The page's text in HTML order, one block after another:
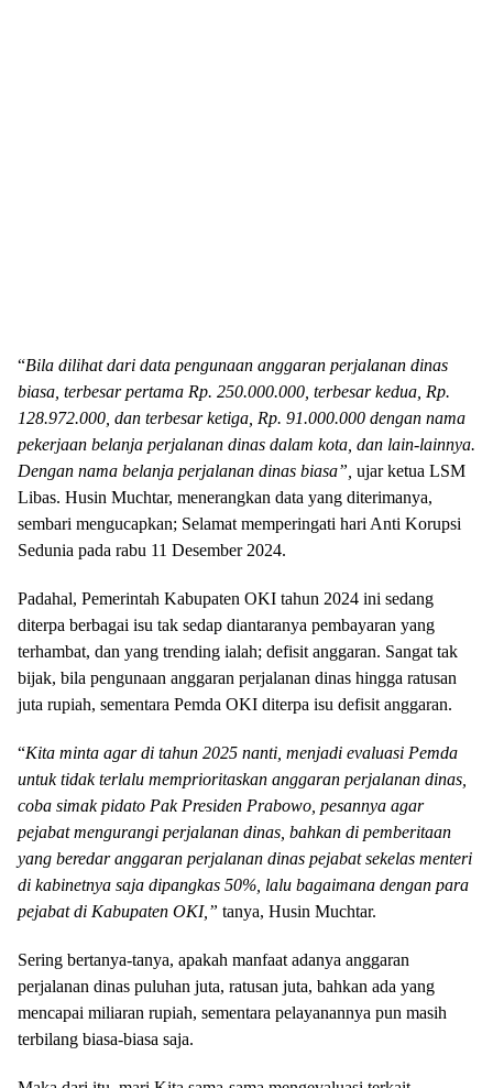
“Bila dilihat dari data pengunaan anggaran perjalanan dinas
biasa, terbesar pertama Rp. 250.000.000, terbesar kedua, Rp.
128.972.000, dan terbesar ketiga, Rp. 91.000.000 dengan nama
pekerjaan belanja perjalanan dinas dalam kota, dan lain-lainnya.
Dengan nama belanja perjalanan dinas biasa”, ujar ketua LSM
Libas. Husin Muchtar, menerangkan data yang diterimanya,
sembari mengucapkan; Selamat memperingati hari Anti Korupsi
Sedunia pada rabu 11 Desember 2024.
Padahal, Pemerintah Kabupaten OKI tahun 2024 ini sedang
diterpa berbagai isu tak sedap diantaranya pembayaran yang
terhambat, dan yang trending ialah; defisit anggaran. Sangat tak
bijak, bila pengunaan anggaran perjalanan dinas hingga ratusan
juta rupiah, sementara Pemda OKI diterpa isu defisit anggaran.
“Kita minta agar di tahun 2025 nanti, menjadi evaluasi Pemda
untuk tidak terlalu memprioritaskan anggaran perjalanan dinas,
coba simak pidato Pak Presiden Prabowo, pesannya agar
pejabat mengurangi perjalanan dinas, bahkan di pemberitaan
yang beredar anggaran perjalanan dinas pejabat sekelas menteri
di kabinetnya saja dipangkas 50%, lalu bagaimana dengan para
pejabat di Kabupaten OKI,” tanya, Husin Muchtar.
Sering bertanya-tanya, apakah manfaat adanya anggaran
perjalanan dinas puluhan juta, ratusan juta, bahkan ada yang
mencapai miliaran rupiah, sementara pelayanannya pun masih
terbilang biasa-biasa saja.